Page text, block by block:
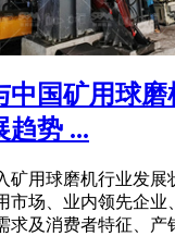
中国矿用球
趋势 ...
矿用球磨机行业发展
市场、业内领先企业
求及消费者特征、产